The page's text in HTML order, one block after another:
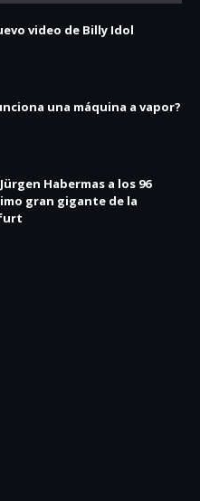
video de Billy Idol
una máquina a vapor?
Habermas a los 96
gran gigante de la